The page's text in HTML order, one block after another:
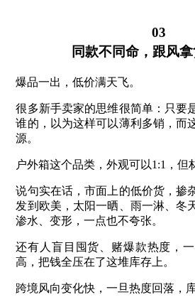
03
同款不同命，跟风
爆品一出，低价满天飞。
很多新手卖家的思维很简单：只要
谁的，以为这样可以薄利多销，而
源。
户外箱这个品类，外观可以1:1，但
说句实在话，市面上的低价货，掺
发到欧美，太阳一晒、雨一淋、冬
渗水、变形，一点也不夸张。
还有人盲目囤货、赌爆款热度，
高，把钱全压在了这堆库存上。
跨境风向变化快，一旦热度回落，